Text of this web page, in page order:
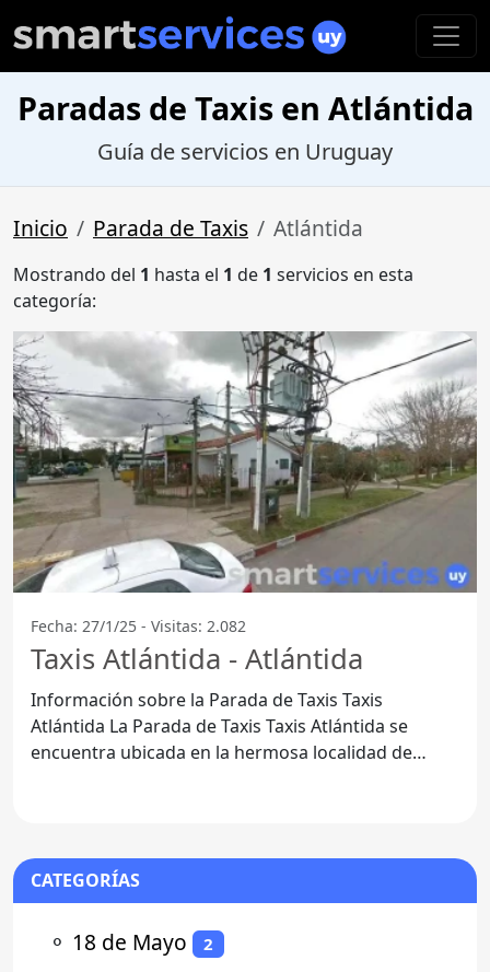
Paradas de Taxis en Atlántida
Guía de servicios en Uruguay
Inicio Parada de Taxis Atlántida
Mostrando del 1 hasta el 1 de 1 servicios en esta
categoría:
Fecha: 27/1/25 - Visitas: 2.082
Taxis Atlántida - Atlántida
Información sobre la Parada de Taxis Taxis
Atlántida La Parada de Taxis Taxis Atlántida se
encuentra ubicada en la hermosa localidad de
CATEGORÍAS
⚬ 18 de Mayo 2